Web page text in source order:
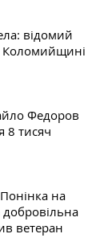
відомий
Коломийщині
Федоров
8 тисяч
на
ветеран